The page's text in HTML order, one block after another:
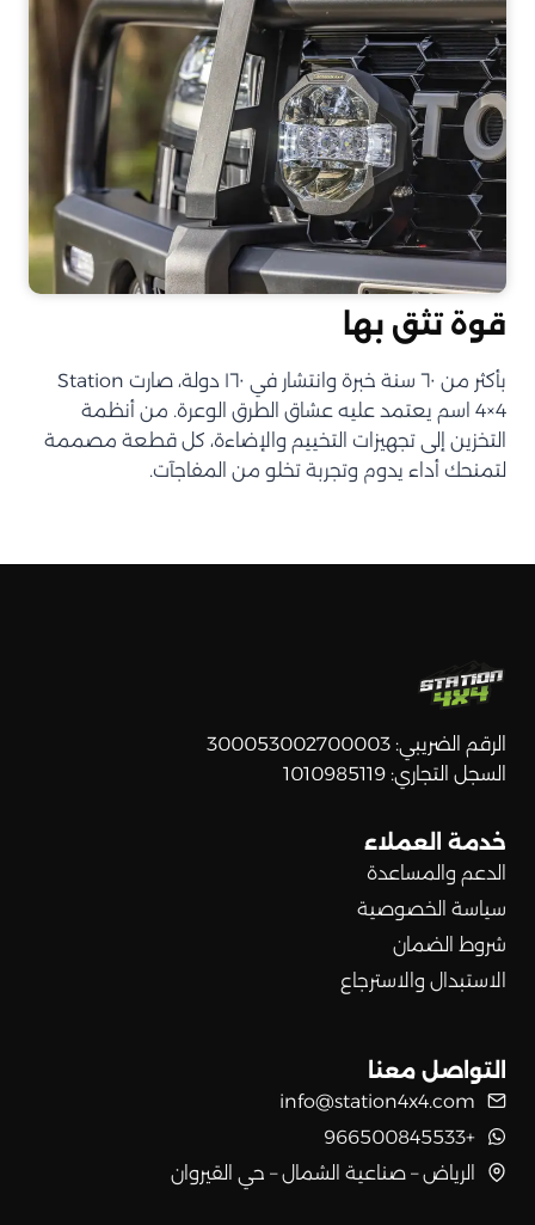
قوة تثق بها
بأكثر من ٦٠ سنة خبرة وانتشار في ١٦٠ دولة، صارت Station
4×4 اسم يعتمد عليه عشاق الطرق الوعرة. من أنظمة
التخزين إلى تجهيزات التخييم والإضاءة، كل قطعة مصممة
لتمنحك أداء يدوم وتجربة تخلو من المفاجآت.
الرقم الضريبي: 300053002700003
السجل التجاري: 1010985119
خدمة العملاء
الدعم والمساعدة
سياسة الخصوصية
شروط الضمان
الاستبدال والاسترجاع
التواصل معنا
info@station4x4.com
+966500845533
الرياض – صناعية الشمال – حي القيروان